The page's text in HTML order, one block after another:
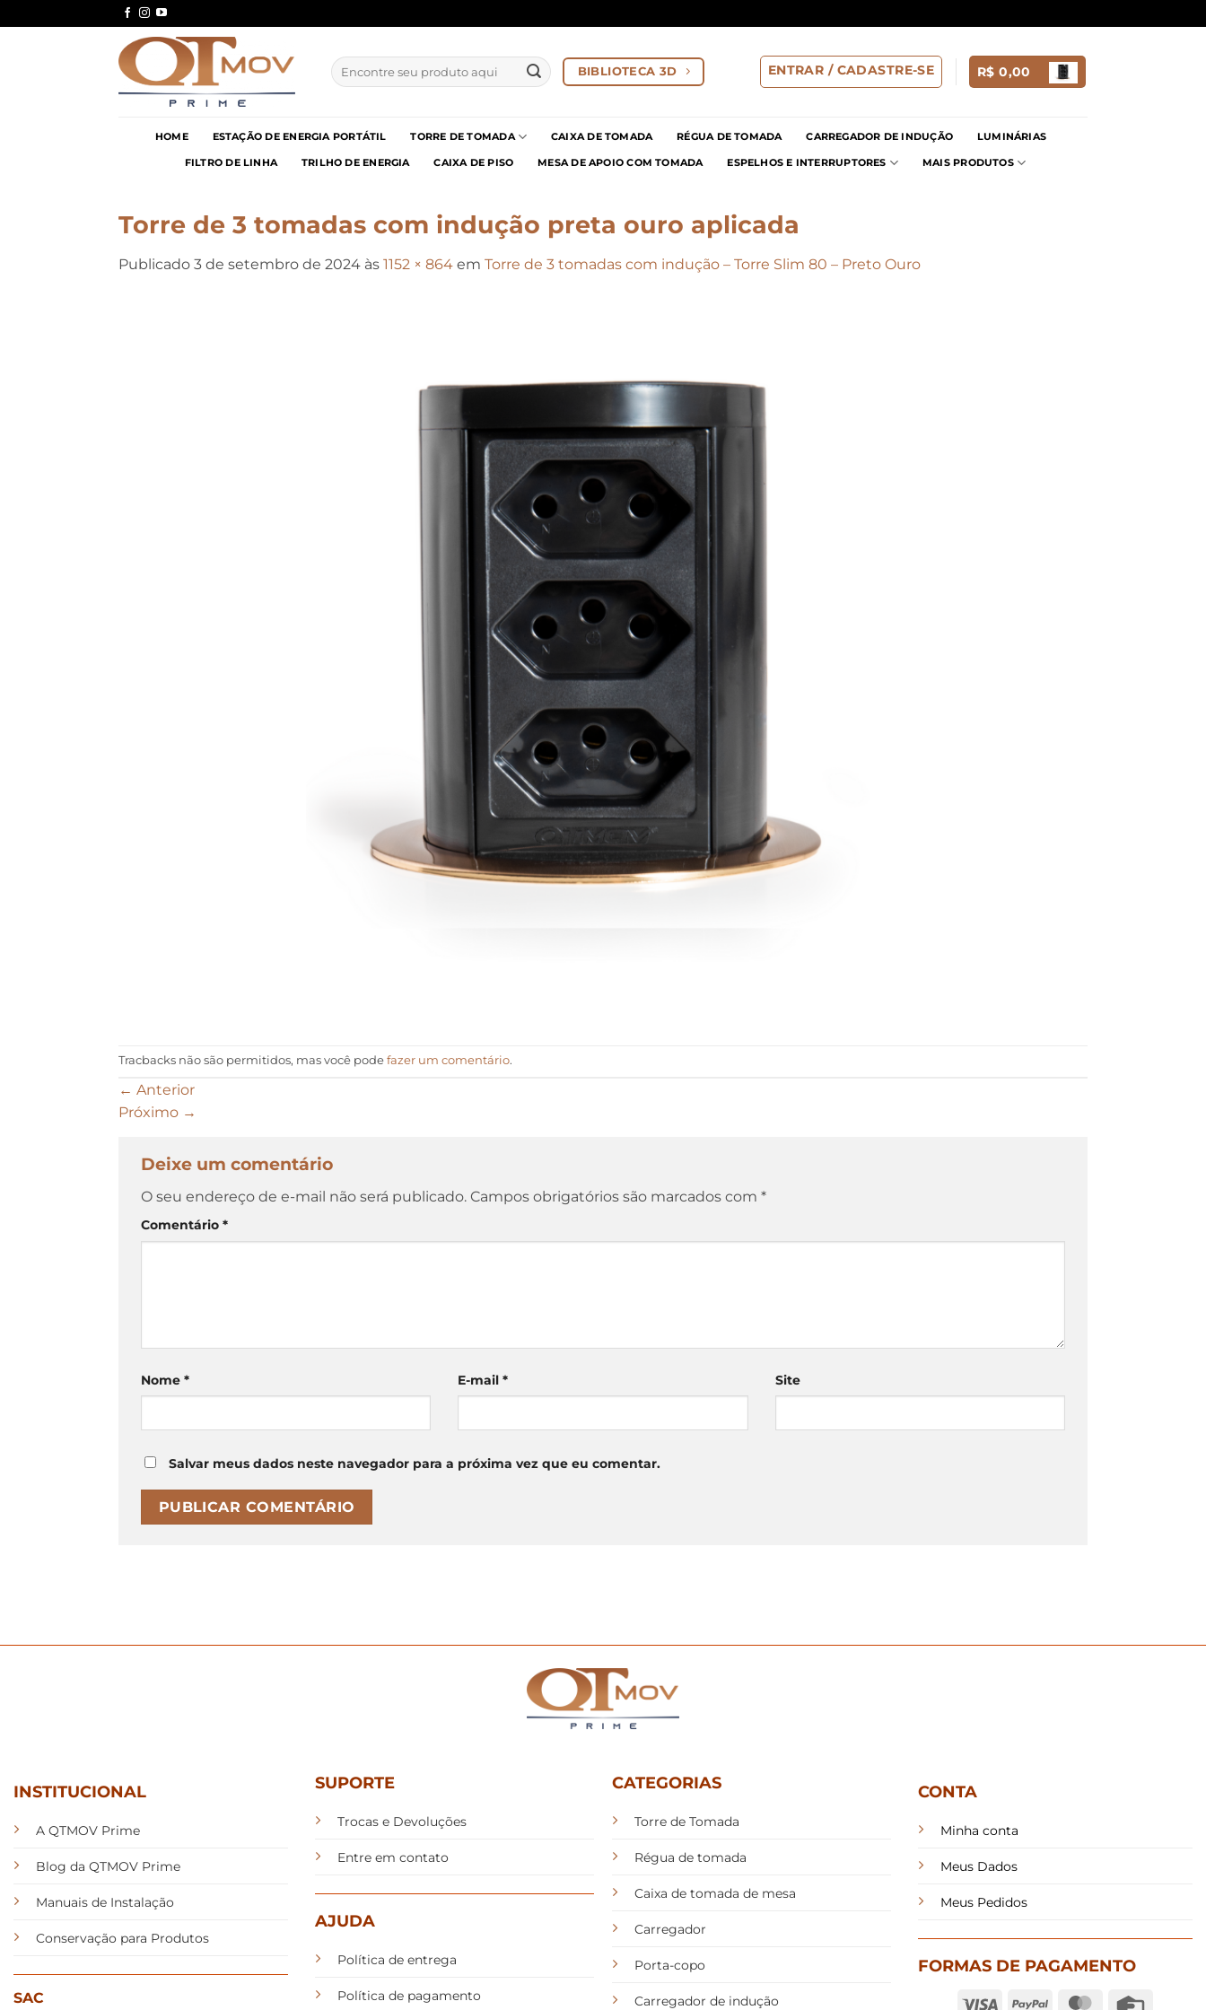
to
Pesquisar
por:
BIBLIOTECA 3D ENTRAR / CADASTRE-SE R$ 0,00
HOME ESTAÇÃO DE ENERGIA PORTÁTIL TORRE DE TOMADA CAIXA DE TOMADA RÉGUA DE TOMADA CARREGADOR DE INDUÇÃO LUMINÁRIAS
FILTRO DE LINHA TRILHO DE ENERGIA CAIXA DE PISO MESA DE APOIO COM TOMADA ESPELHOS E INTERRUPTORES MAIS PRODUTOS
Torre de 3 tomadas com indução preta ouro aplicada
Publicado 3 de setembro de 2024 às 1152 × 864 em Torre de 3 tomadas com indução – Torre Slim 80 – Preto Ouro
Tracbacks não são permitidos, mas você pode fazer um comentário.
← Anterior
Próximo →
Deixe um comentário
O seu endereço de e-mail não será publicado. Campos obrigatórios são marcados com *
Comentário *
Nome * E-mail* Site
Salvar meus dados neste navegador para a próxima vez que eu comentar.
INSTITUCIONAL
A QTMOV Prime
Blog da QTMOV Prime
Manuais de Instalação
Conservação para Produtos
SAC
SUPORTE
Trocas e Devoluções
Entre em contato
AJUDA
Política de entrega
Política de pagamento
CATEGORIAS
Torre de Tomada
Régua de tomada
Caixa de tomada de mesa
Carregador
Porta-copo
Carregador de indução
CONTA
Minha conta
Meus Dados
Meus Pedidos
FORMAS DE PAGAMENTO
Visa PayPal MasterCard